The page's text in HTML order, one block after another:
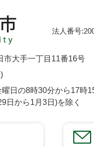
法人番号
大手一丁目11番16号
日の8時30分から17時
日から1月3日)を除く